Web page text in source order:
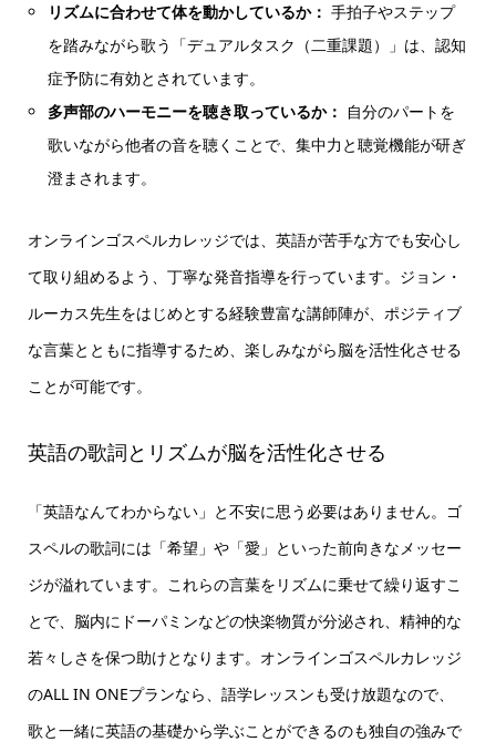
リズムに合わせて体を動かしているか： 手拍子やステップ
を踏みながら歌う「デュアルタスク（二重課題）」は、認知
症予防に有効とされています。
多声部のハーモニーを聴き取っているか： 自分のパートを
歌いながら他者の音を聴くことで、集中力と聴覚機能が研ぎ
澄まされます。
オンラインゴスペルカレッジでは、英語が苦手な方でも安心し
て取り組めるよう、丁寧な発音指導を行っています。ジョン・
ルーカス先生をはじめとする経験豊富な講師陣が、ポジティブ
な言葉とともに指導するため、楽しみながら脳を活性化させる
ことが可能です。
英語の歌詞とリズムが脳を活性化させる
「英語なんてわからない」と不安に思う必要はありません。ゴ
スペルの歌詞には「希望」や「愛」といった前向きなメッセー
ジが溢れています。これらの言葉をリズムに乗せて繰り返すこ
とで、脳内にドーパミンなどの快楽物質が分泌され、精神的な
若々しさを保つ助けとなります。オンラインゴスペルカレッジ
のALL IN ONEプランなら、語学レッスンも受け放題なので、
歌と一緒に英語の基礎から学ぶことができるのも独自の強みで